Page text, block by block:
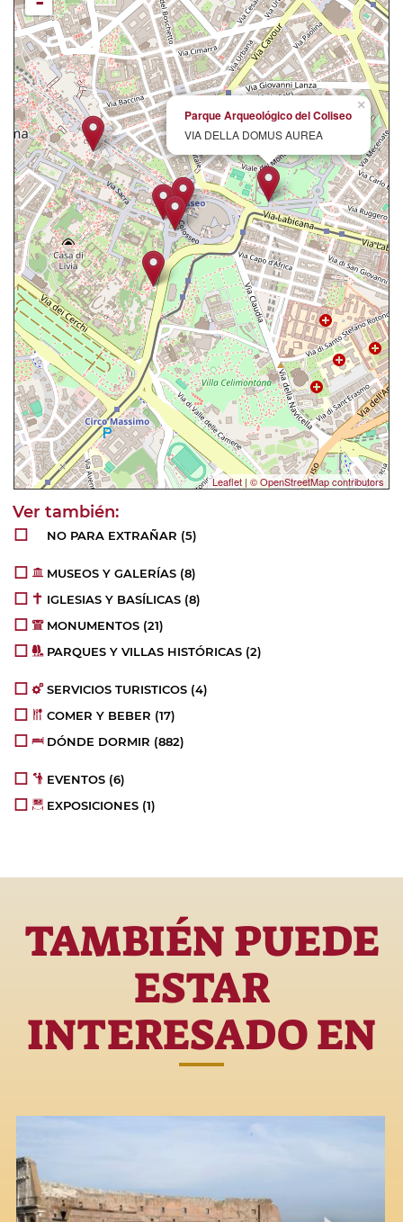
×
Parque Arqueológico del Coliseo
VIA DELLA DOMUS AUREA
Leaflet | © OpenStreetMap contributors
NO PARA EXTRAÑAR (5)
MUSEOS Y GALERÍAS (8)
IGLESIAS Y BASÍLICAS (8)
MONUMENTOS (21)
PARQUES Y VILLAS HISTÓRICAS (2)
SERVICIOS TURISTICOS (4)
COMER Y BEBER (17)
DÓNDE DORMIR (882)
EVENTOS (6)
EXPOSICIONES (1)
TAMBIÉN PUEDE
ESTAR
INTERESADO EN